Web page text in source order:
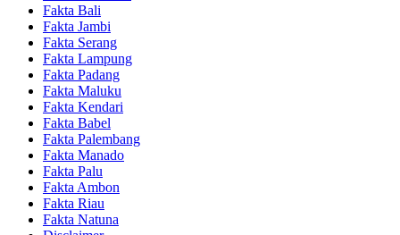
Fakta Bali
Fakta Jambi
Fakta Serang
Fakta Lampung
Fakta Padang
Fakta Maluku
Fakta Kendari
Fakta Babel
Fakta Palembang
Fakta Manado
Fakta Palu
Fakta Ambon
Fakta Riau
Fakta Natuna